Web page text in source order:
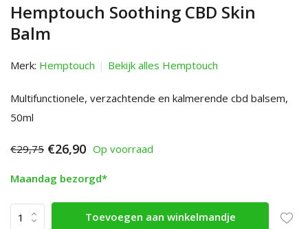
Hemptouch Soothing CBD Skin
Balm
Merk: Hemptouch Bekijk alles Hemptouch
Multifunctionele, verzachtende en kalmerende cbd balsem,
50ml
€29,75 €26,90 Op voorraad
Maandag bezorgd*
Toevoegen aan winkelmandje